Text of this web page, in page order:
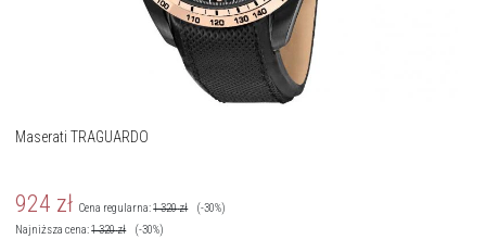
Maserati TRAGUARDO
924 zł Cena regularna:1 320zł
(-30%)
Najniższa cena:1 320zł (-30%)